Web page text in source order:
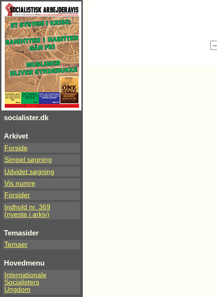
socialister.dk
Arkivet
Forside
Simpel søgning
Udvidet søgning
Vis numre
Forsider
Indhold nr. 369
(nyeste i arkiv)
Temasider
Temaer
Hovedmenu
Internationale
Socialisters
Ungdom